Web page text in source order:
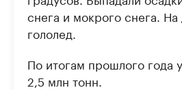
снега и мокрого снега.
гололед.
По итогам прошлого года
2,5 млн тонн.